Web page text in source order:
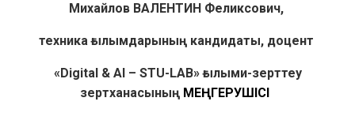
Михайлов ВАЛЕНТИН Феликсович,
техника ғылымдарының кандидаты, доцент
«Digital & AI – STU-LAB» ғылыми-зерттеу
зертханасының МЕҢГЕРУШІСІ